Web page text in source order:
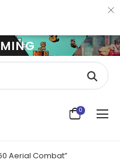
×
0
Aerial Combat”